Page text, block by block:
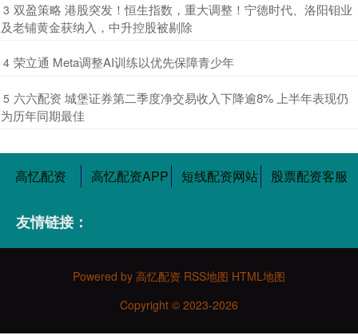
3 ​双盈策略 港股突发！恒生指数，重大调整！宁德时代、洛阳钼业
及老铺黄金获纳入，中升控股被剔除
4 ​荣立通 Meta调整AI训练以优先保障青少年
5 ​六六配资 城堡证券第二季度净交易收入下降逾8% 上半年表现仍
为历年同期最佳
高忆配资 高忆配资APP 短线配资网站 股票配资客服
友情链接：
Powered by 高忆配资 RSS地图 HTML地图
Copyright © 2023-2026